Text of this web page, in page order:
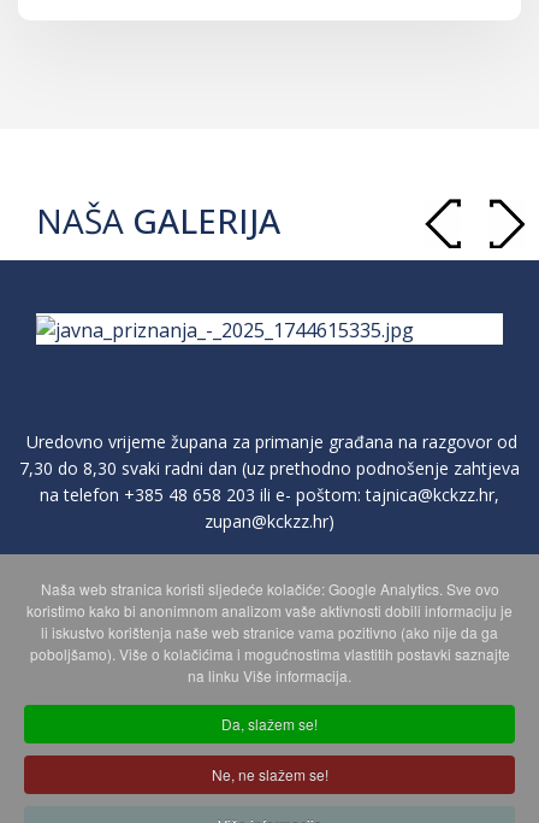
NAŠA GALERIJA
Uredovno vrijeme župana za primanje građana na razgovor od
7,30 do 8,30 svaki radni dan (uz prethodno podnošenje zahtjeva
na telefon +385 48 658 203 ili e- poštom:tajnica@kckzz.hr,
zupan@kckzz.hr)
POLITIKA ZAŠTITE PRIVATNOSTI OSOBNIH PODATAKA
MAPA WEBA
Copyright © 2026 Koprivničko - križevačka županija. Sva prava
zadržana.
Naša web stranica koristi sljedeće kolačiće: Google Analytics. Sve ovo
koristimo kako bi anonimnom analizom vaše aktivnosti dobili informaciju je
li iskustvo korištenja naše web stranice vama pozitivno (ako nije da ga
poboljšamo). Više o kolačićima i mogućnostima vlastitih postavki saznajte
na linku Više informacija.
Da, slažem se!
Ne, ne slažem se!